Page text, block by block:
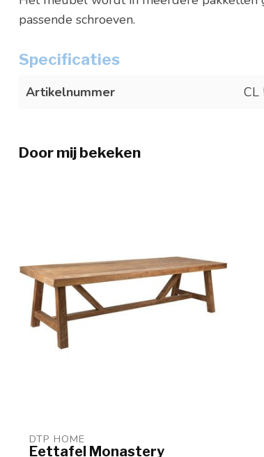
passende schroeven.
Specificaties
Artikelnummer CL
Door mij bekeken
DTP HOME
Eettafel Monastery